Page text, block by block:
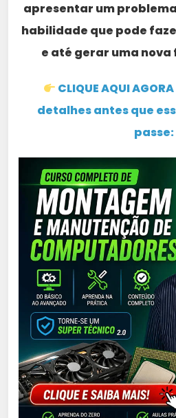
apresentar um
habilidade que pode
e até gerar uma
CLIQUE AQUI
detalhes antes que
passe: